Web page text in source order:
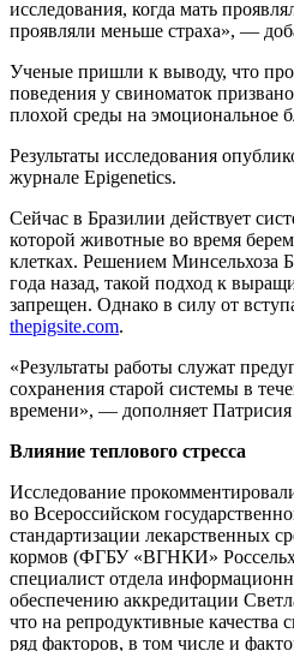
исследования, когда мать
проявляли меньше страха», —
Ученые пришли к выводу, что
поведения у свиноматок
плохой среды на эмоциональное
Результаты исследования
журнале Epigenetics.
Сейчас в Бразилии действует
которой животные во время
клетках. Решением Минсельхоза
года назад, такой подход к
запрещен. Однако в силу от
thepigsite.com.
«Результаты работы служат
сохранения старой системы в
времени», — дополняет Патрисия
Влияние теплового стресса
Исследование
во Всероссийском
стандартизации лекарственных
кормов (ФГБУ «ВГНКИ»
специалист отдела
обеспечению аккредитации
что на репродуктивные качества
ряд факторов, в том числе и